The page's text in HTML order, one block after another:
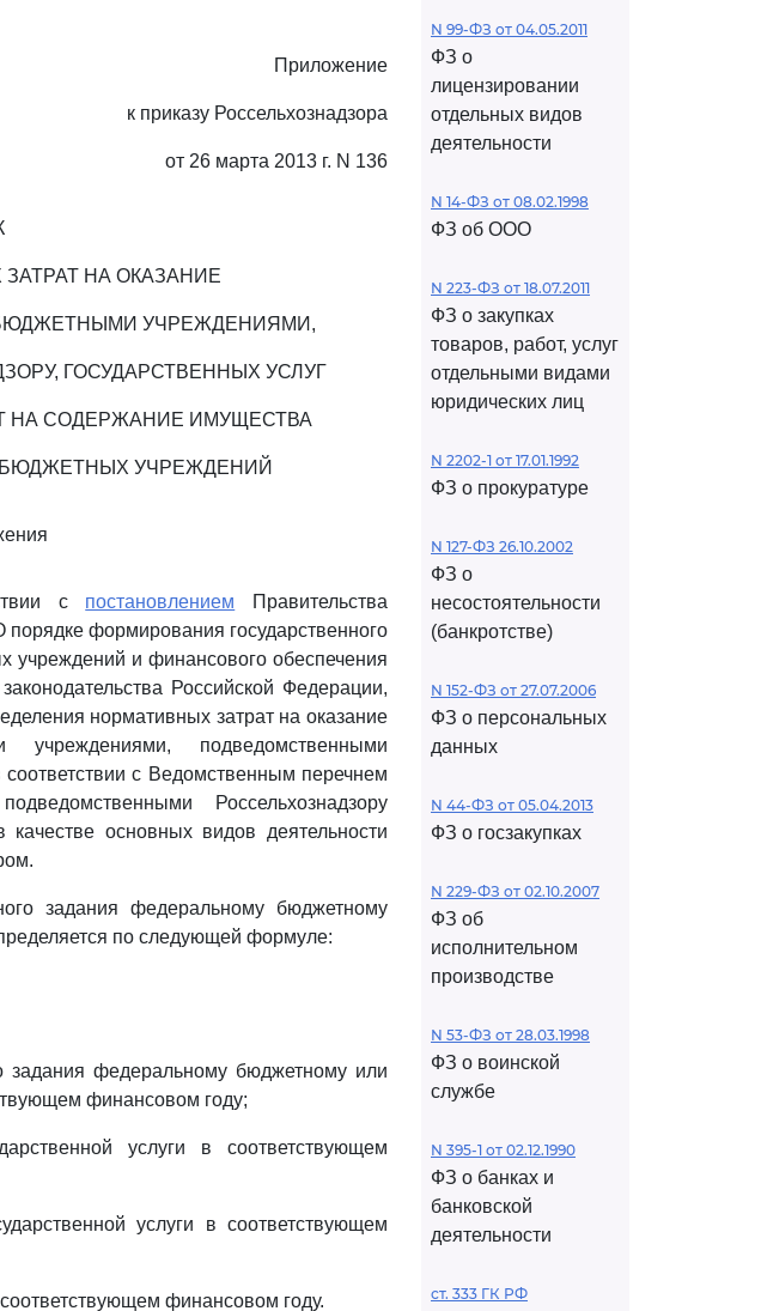
Приложение
к приказу Россельхознадзора
от 26 марта 2013 г. N 136
НА ОКАЗАНИЕ
УЧРЕЖДЕНИЯМИ,
ГОСУДАРСТВЕННЫХ УСЛУГ
НА СОДЕРЖАНИЕ ИМУЩЕСТВА
УЧРЕЖДЕНИЙ
с постановлением Правительства
порядке формирования государственного
учреждений и финансового обеспечения
Российской Федерации,
нормативных затрат на оказание
учреждениями, подведомственными
соответствии с Ведомственным перечнем
Россельхознадзору
основных видов деятельности
задания федеральному бюджетному
по следующей формуле:
задания федеральному бюджетному или
финансовом году;
услуги в соответствующем
услуги в соответствующем
финансовом году.
N 99-ФЗ от 04.05.2011
ФЗ о
лицензировании
отдельных видов
деятельности
N 14-ФЗ от 08.02.1998
ФЗ об ООО
N 223-ФЗ от 18.07.2011
ФЗ о закупках
товаров, работ, услуг
отдельными видами
юридических лиц
N 2202-1 от 17.01.1992
ФЗ о прокуратуре
N 127-ФЗ 26.10.2002
ФЗ о
несостоятельности
(банкротстве)
N 152-ФЗ от 27.07.2006
ФЗ о персональных
данных
N 44-ФЗ от 05.04.2013
ФЗ о госзакупках
N 229-ФЗ от 02.10.2007
ФЗ об
исполнительном
производстве
N 53-ФЗ от 28.03.1998
ФЗ о воинской
службе
N 395-1 от 02.12.1990
ФЗ о банках и
банковской
деятельности
ст. 333 ГК РФ